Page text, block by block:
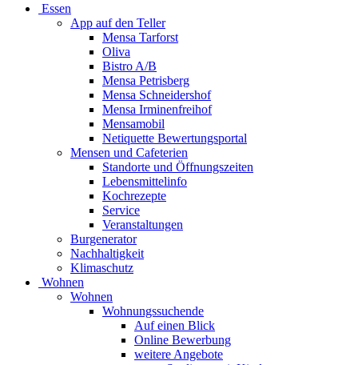
Essen
App auf den Teller
Mensa Tarforst
Oliva
Bistro A/B
Mensa Petrisberg
Mensa Schneidershof
Mensa Irminenfreihof
Mensamobil
Netiquette Bewertungsportal
Mensen und Cafeterien
Standorte und Öffnungszeiten
Lebensmittelinfo
Kochrezepte
Service
Veranstaltungen
Burgenerator
Nachhaltigkeit
Klimaschutz
Wohnen
Wohnen
Wohnungssuchende
Auf einen Blick
Online Bewerbung
weitere Angebote